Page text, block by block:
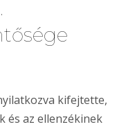
kifejtette,
és az ellenzékinek